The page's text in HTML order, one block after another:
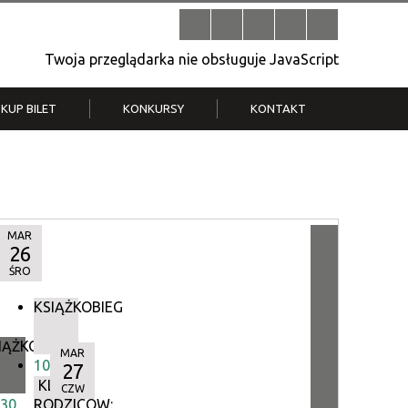
Twoja przeglądarka nie obsługuje JavaScript
KUP BILET KONKURSY KONTAKT
MAR
26
ŚRO
KSIĄŻKOBIEG
10:00
KLUB
RODZICÓW:
MAR
27
CZW